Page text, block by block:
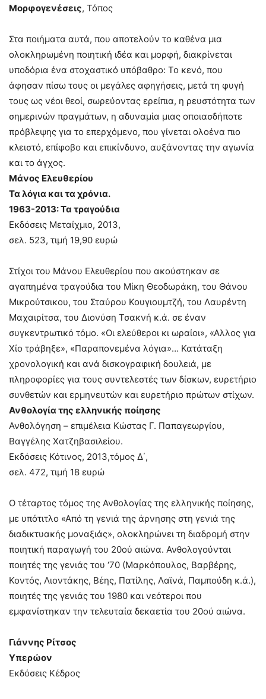
Μορφογενέσεις, Τόπος
Στα ποιήματα αυτά, που αποτελούν το καθένα μια
ολοκληρωμένη ποιητική ιδέα και μορφή, διακρίνεται
υποδόρια ένα στοχαστικό υπόβαθρο: Το κενό, που
άφησαν πίσω τους οι μεγάλες αφηγήσεις, μετά τη φυγή
τους ως νέοι θεοί, σωρεύοντας ερείπια, η ρευστότητα των
σημερινών πραγμάτων, η αδυναμία μιας οποιασδήποτε
πρόβλεψης για το επερχόμενο, που γίνεται ολοένα πιο
κλειστό, επίφοβο και επικίνδυνο, αυξάνοντας την αγωνία
και το άγχος.
Μάνος Ελευθερίου
Τα λόγια και τα χρόνια.
1963-2013: Τα τραγούδια
Εκδόσεις Μεταίχμιο, 2013,
σελ. 523, τιμή 19,90 ευρώ
Στίχοι του Μάνου Ελευθερίου που ακούστηκαν σε
αγαπημένα τραγούδια του Μίκη Θεοδωράκη, του Θάνου
Μικρούτσικου, του Σταύρου Κουγιουμτζή, του Λαυρέντη
Μαχαιρίτσα, του Διονύση Τσακνή κ.ά. σε έναν
συγκεντρωτικό τόμο. «Οι ελεύθεροι κι ωραίοι», «Αλλος για
Χίο τράβηξε», «Παραπονεμένα λόγια»… Κατάταξη
χρονολογική και ανά δισκογραφική δουλειά, με
πληροφορίες για τους συντελεστές των δίσκων, ευρετήριο
συνθετών και ερμηνευτών και ευρετήριο πρώτων στίχων.
Ανθολογία της ελληνικής ποίησης
Ανθολόγηση – επιμέλεια Κώστας Γ. Παπαγεωργίου,
Βαγγέλης Χατζηβασιλείου.
Εκδόσεις Κότινος, 2013,τόμος Δ΄,
σελ. 472, τιμή 18 ευρώ
Ο τέταρτος τόμος της Ανθολογίας της ελληνικής ποίησης,
με υπότιτλο «Από τη γενιά της άρνησης στη γενιά της
διαδικτυακής μοναξιάς», ολοκληρώνει τη διαδρομή στην
ποιητική παραγωγή του 20ού αιώνα. Ανθολογούνται
ποιητές της γενιάς του ‘70 (Μαρκόπουλος, Βαρβέρης,
Κοντός, Λιοντάκης, Βέης, Πατίλης, Λαϊνά, Παμπούδη κ.ά.),
ποιητές της γενιάς του 1980 και νεότεροι που
εμφανίστηκαν την τελευταία δεκαετία του 20ού αιώνα.
Γιάννης Ρίτσος
Υπερώον
Εκδόσεις Κέδρος